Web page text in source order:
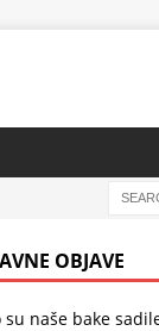
OBJAVE
su naše bake